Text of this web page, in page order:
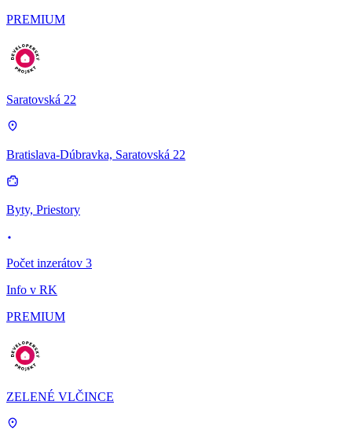
PREMIUM
Saratovská 22
Bratislava-Dúbravka, Saratovská 22
Byty, Priestory
Počet inzerátov 3
Info v RK
PREMIUM
ZELENÉ VLČINCE